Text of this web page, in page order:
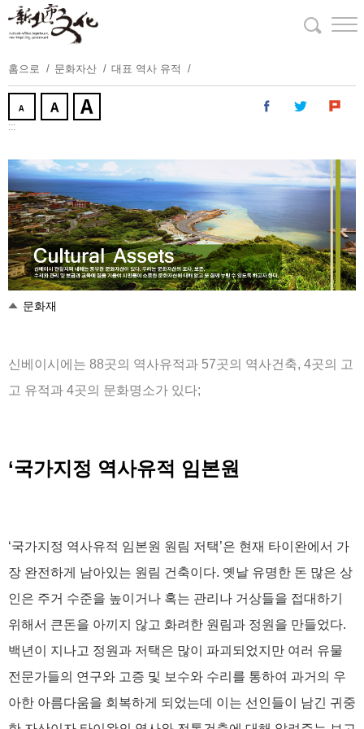
용
보
홈으로 문화자산 대표 역사 유적
:::
문화재
신베이시에는 88곳의 역사유적과 57곳의 역사건축, 4곳의 고
고 유적과 4곳의 문화명소가 있다;
‘국가지정 역사유적 임본원
‘국가지정 역사유적 임본원 원림 저택’은 현재 타이완에서 가
장 완전하게 남아있는 원림 건축이다. 옛날 유명한 돈 많은 상
인은 주거 수준을 높이거나 혹는 관리나 거상들을 접대하기
위해서 큰돈을 아끼지 않고 화려한 원림과 정원을 만들었다.
백년이 지나고 정원과 저택은 많이 파괴되었지만 여러 유물
전문가들의 연구와 고증 및 보수와 수리를 통하여 과거의 우
아한 아름다움을 회복하게 되었는데 이는 선인들이 남긴 귀중